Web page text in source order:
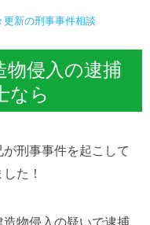
更新の刑事事件相談
物侵入の逮捕
なら
刑事事件を起こして
た！
物侵入の疑いで逮捕